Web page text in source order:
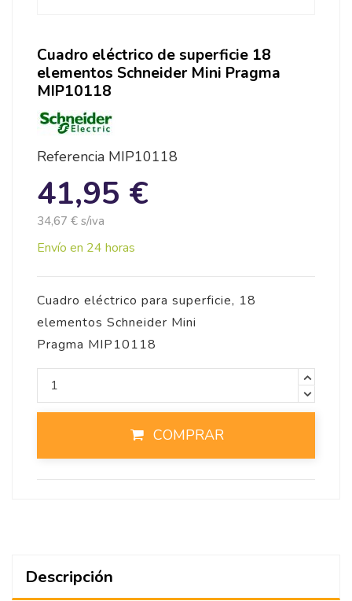
Cuadro eléctrico de superficie 18
elementos Schneider Mini Pragma
MIP10118
Referencia MIP10118
41,95 €
34,67 € s/iva
Envío en 24 horas
Cuadro eléctrico para superficie, 18
elementos Schneider Mini
Pragma MIP10118
COMPRAR
Descripción